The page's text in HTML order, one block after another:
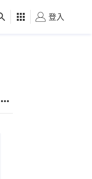
康 好食玩飛
登入